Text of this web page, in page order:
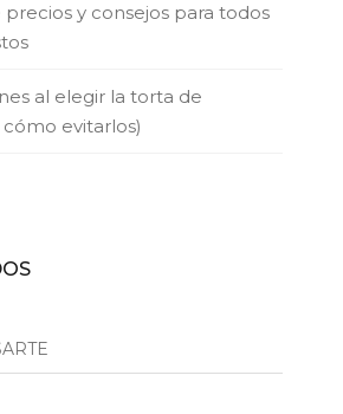
precios y consejos para todos
al elegir la torta de
evitarlos)